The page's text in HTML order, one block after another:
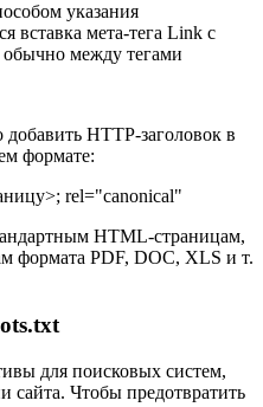
указания
вставка мета-тега Link с
между тегами
HTTP-заголовок в
формате:
rel="canonical"
HTML-страницам,
формата PDF, DOC, XLS и т.
для поисковых систем,
сайта. Чтобы предотвратить